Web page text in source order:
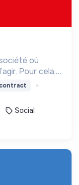
où
Pour cela,
lieux
à tous.
Social